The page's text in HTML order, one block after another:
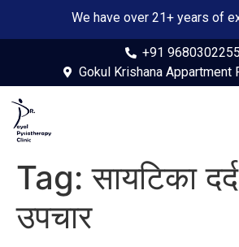
We have over 21+ years of
+91 9680302255
Gokul Krishana Appartment
Tag:सायटिका
उपचार